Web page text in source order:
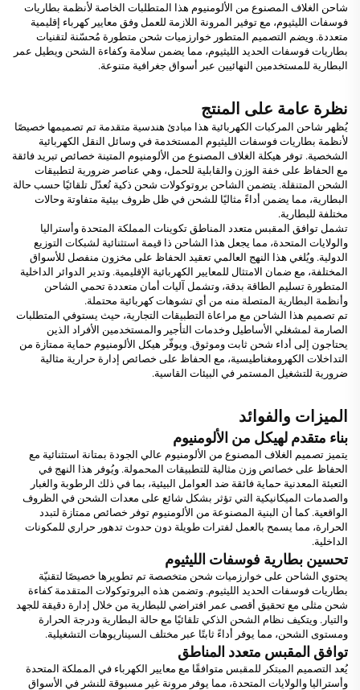
شاحن الغلاف المصنوع من الألومنيوم هذا المتطلبات الخاصة لأنظمة بطاريات
فوسفات الليثيوم، مع توفير المرونة اللازمة للعمل وفق معايير كهرباء إقليمية
متعددة. ويضم التصميم المتطور خوارزميات شحن متطورة مُحسّنة لتقنيات
بطاريات فوسفات الحديد الليثيوم، مما يضمن سلامة وكفاءة الشحن ويطيل عمر
البطارية للمستخدمين النهائيين عبر أسواق جغرافية متنوعة.
نظرة عامة على المنتج
يُظهر شاحن المركبات الكهربائية هذا مبادئ هندسية متقدمة تم تصميمها خصيصًا
لأنظمة بطاريات فوسفات الليثيوم المستخدمة في وسائل النقل الكهربائية
الشخصية. توفر هيكلة الغلاف المصنوع من الألومنيوم المتينة خصائص تبريد فائقة
مع الحفاظ على خفة الوزن والقابلية للحمل، وهي عناصر ضرورية لتطبيقات
الشحن المتنقلة. يتضمن الشاحن بروتوكولات شحن ذكية تُعدّل تلقائيًا حسب حالة
البطارية، مما يضمن أداءً مثاليًا للشحن في ظل ظروف بيئية متفاوتة وحالات
مختلفة للبطارية.
تشمل توافق المقبس متعدد المناطق تكوينات المملكة المتحدة وأستراليا
والولايات المتحدة، مما يجعل هذا الشاحن ذا قيمة استثنائية لشبكات التوزيع
الدولية. ويُلغي هذا النهج العالمي تعقيد الحفاظ على مخزون منفصل للأسواق
المختلفة، مع ضمان الامتثال للمعايير الكهربائية الإقليمية. وتدير الدوائر الداخلية
المتطورة تسليم الطاقة بدقة، وتشمل آليات أمان متعددة تحمي الشاحن
وأنظمة البطارية المتصلة منه من أي تشوهات كهربائية محتملة.
تم تصميم هذا الشاحن مع مراعاة التطبيقات التجارية، حيث يستوفي المتطلبات
الصارمة لمشغلي الأساطيل وخدمات التأجير والمستخدمين الأفراد الذين
يحتاجون إلى أداء شحن ثابت وموثوق. ويوفّر هيكل الألومنيوم حماية ممتازة من
التداخلات الكهرومغناطيسية، مع الحفاظ على خصائص إدارة حرارية مثالية
ضرورية للتشغيل المستمر في البيئات القاسية.
الميزات والفوائد
بناء متقدم لهيكل من الألومنيوم
يتميز تصميم الغلاف المصنوع من الألومنيوم عالي الجودة بمتانة استثنائية مع
الحفاظ على خصائص وزن مثالية للتطبيقات المحمولة. ويُوفر هذا النهج في
التعبئة المعدنية حماية فائقة ضد العوامل البيئية، بما في ذلك الرطوبة والغبار
والصدمات الميكانيكية التي تؤثر بشكل شائع على معدات الشحن في الظروف
الواقعية. كما أن البنية المصنوعة من الألومنيوم توفر خصائص ممتازة لتبدد
الحرارة، مما يسمح بالعمل لفترات طويلة دون حدوث تدهور حراري للمكونات
الداخلية.
تحسين بطارية فوسفات الليثيوم
يحتوي الشاحن على خوارزميات شحن متخصصة تم تطويرها خصيصًا لتقنيّة
بطاريات فوسفات الحديد الليثيوم. وتضمن هذه البروتوكولات المتقدمة كفاءة
شحن مثلى مع تحقيق أقصى عمر افتراضي للبطارية من خلال إدارة دقيقة للجهد
والتيار. ويتكيف نظام الشحن الذكي تلقائيًا مع حالة البطارية ودرجة الحرارة
ومستوى الشحن، مما يوفر أداءً ثابتًا عبر مختلف السيناريوهات التشغيلية.
توافق المقبس متعدد المناطق
يُعد التصميم المبتكر للمقبس متوافقًا مع معايير الكهرباء في المملكة المتحدة
وأستراليا والولايات المتحدة، مما يوفر مرونة غير مسبوقة للنشر في الأسواق